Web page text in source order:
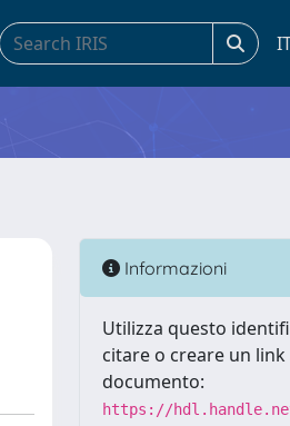
Informazioni
Utilizza questo
citare o creare un
documento:
https://